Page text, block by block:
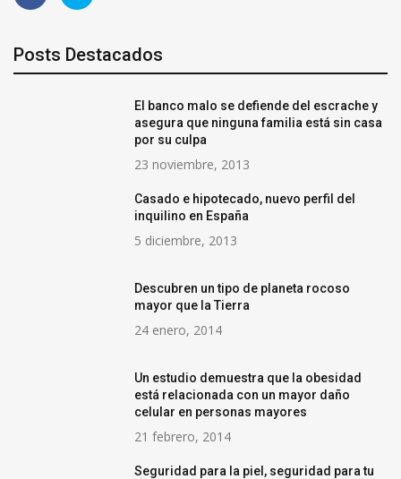
Posts Destacados
El banco malo se defiende del escrache y
asegura que ninguna familia está sin casa
por su culpa
23 noviembre, 2013
Casado e hipotecado, nuevo perfil del
inquilino en España
5 diciembre, 2013
Descubren un tipo de planeta rocoso
mayor que la Tierra
24 enero, 2014
Un estudio demuestra que la obesidad
está relacionada con un mayor daño
celular en personas mayores
21 febrero, 2014
Seguridad para la piel, seguridad para tu